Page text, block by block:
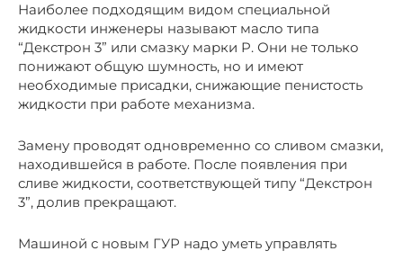
Наиболее подходящим видом специальной
жидкости инженеры называют масло типа
“Декстрон 3” или смазку марки P. Они не только
понижают общую шумность, но и имеют
необходимые присадки, снижающие пенистость
жидкости при работе механизма.
Замену проводят одновременно со сливом смазки,
находившейся в работе. После появления при
сливе жидкости, соответствующей типу “Декстрон
3”, долив прекращают.
Машиной с новым ГУР надо уметь управлять